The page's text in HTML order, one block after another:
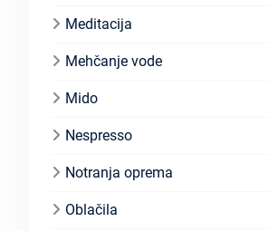
Meditacija
Mehčanje vode
Mido
Nespresso
Notranja oprema
Oblačila